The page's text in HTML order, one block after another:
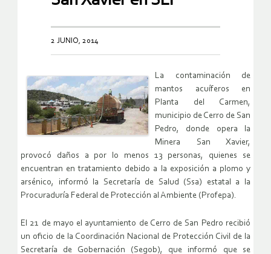
2 JUNIO, 2014
La contaminación de
mantos acuíferos en
Planta del Carmen,
municipio de Cerro de San
Pedro, donde opera la
Minera San Xavier,
provocó daños a por lo menos 13 personas, quienes se
encuentran en tratamiento debido a la exposición a plomo y
arsénico, informó la Secretaría de Salud (Ssa) estatal a la
Procuraduría Federal de Protección al Ambiente (Profepa).
El 21 de mayo el ayuntamiento de Cerro de San Pedro recibió
un oficio de la Coordinación Nacional de Protección Civil de la
Secretaría de Gobernación (Segob), que informó que se